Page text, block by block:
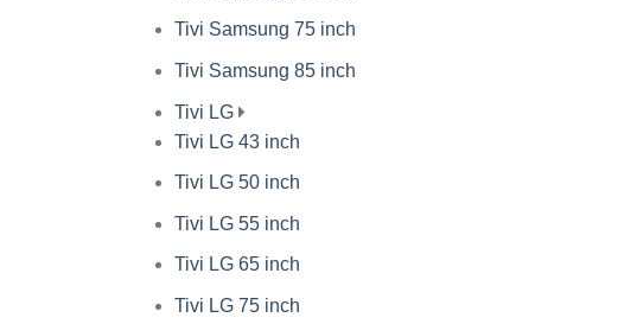
Tivi Samsung 75 inch
Tivi Samsung 85 inch
Tivi LG
Tivi LG 43 inch
Tivi LG 50 inch
Tivi LG 55 inch
Tivi LG 65 inch
Tivi LG 75 inch